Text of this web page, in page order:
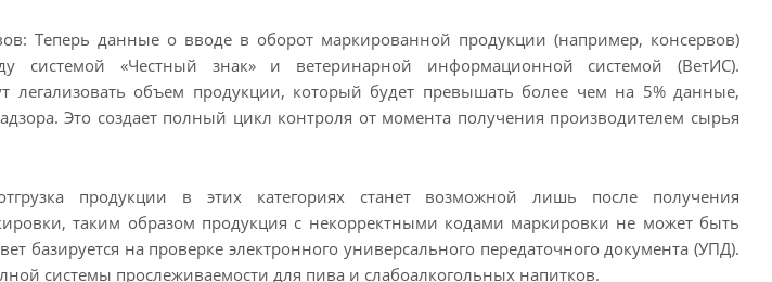
Теперь данные о вводе в оборот маркированной продукции (например, консервов)
системой «Честный знак» и ветеринарной информационной системой (ВетИС).
легализовать объем продукции, который будет превышать более чем на 5% данные,
Это создает полный цикл контроля от момента получения производителем сырья
продукции в этих категориях станет возможной лишь после получения
таким образом продукция с некорректными кодами маркировки не может быть
базируется на проверке электронного универсального передаточного документа (УПД).
системы прослеживаемости для пива и слабоалкогольных напитков.